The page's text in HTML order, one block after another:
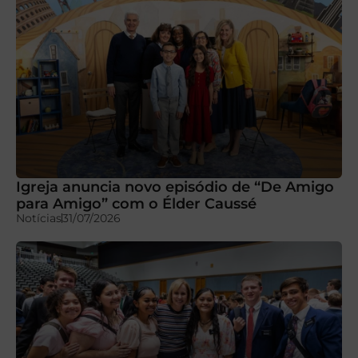
Igreja anuncia novo episódio de “De Amigo
para Amigo” com o Élder Caussé
Notícias31/07/2026